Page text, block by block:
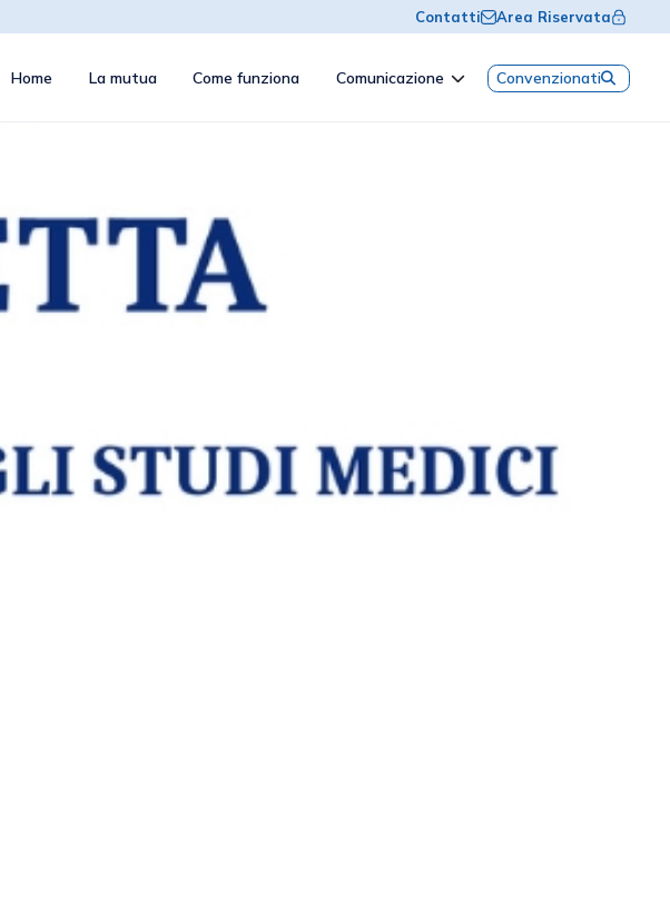
Contatti Area Riservata
Home La mutua Come funziona Comunicazione Convenzionati